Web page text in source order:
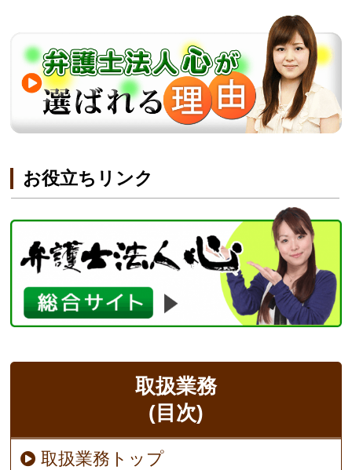
取扱業務
(目次)
取扱業務トップ
お役立ちリンク